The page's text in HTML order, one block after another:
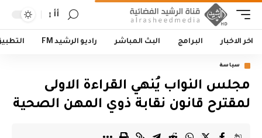
أأ
اخر الاخبار البرامج البث المباشر راديو الرشيد FM
سياسة
مجلس النواب يُنهي القراءة الاولى
لمقترح قانون نقابة ذوي المهن الصحية